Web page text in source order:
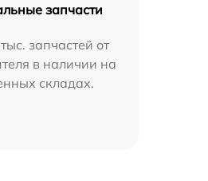
запчасти
запчастей от
в наличии на
складах.